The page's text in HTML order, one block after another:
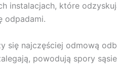
instalacjach, które
odpadami.
się najczęściej odmową
powodują spory